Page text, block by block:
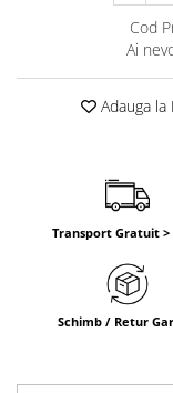
Cod
Ai
Adauga la
Transport Gratuit >
Schimb / Retur